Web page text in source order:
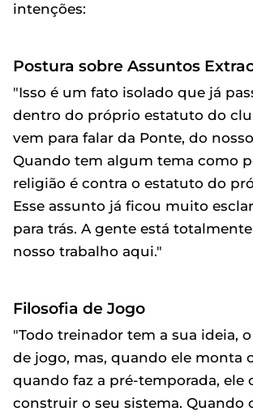
intenções:
Postura sobre Assuntos
"Isso é um fato isolado que já
dentro do próprio estatuto do
vem para falar da Ponte, do
Quando tem algum tema como
religião é contra o estatuto do
Esse assunto já ficou muito
para trás. A gente está
nosso trabalho aqui."
Filosofia de Jogo
"Todo treinador tem a sua ideia,
de jogo, mas, quando ele monta
quando faz a pré-temporada, ele
construir o seu sistema. Quando